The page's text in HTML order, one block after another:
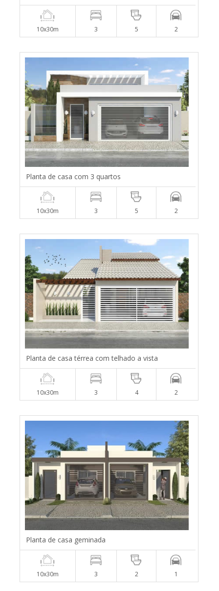
10x30m 3 5 2
Planta de casa com 3 quartos
10x30m 3 5 2
Planta de casa térrea com telhado a vista
10x30m 3 4 2
Planta de casa geminada
10x30m 3 2 1